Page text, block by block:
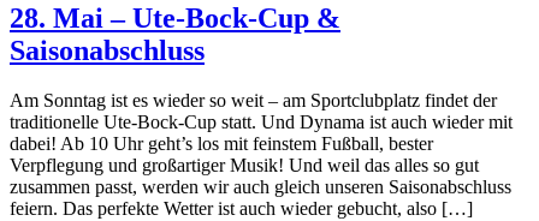
28. Mai – Ute-Bock-Cup &
Saisonabschluss
Am Sonntag ist es wieder so weit – am Sportclubplatz findet der
traditionelle Ute-Bock-Cup statt. Und Dynama ist auch wieder mit
dabei! Ab 10 Uhr geht’s los mit feinstem Fußball, bester
Verpflegung und großartiger Musik! Und weil das alles so gut
zusammen passt, werden wir auch gleich unseren Saisonabschluss
feiern. Das perfekte Wetter ist auch wieder gebucht, also […]